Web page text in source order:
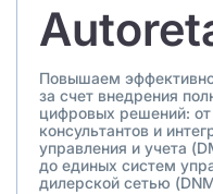
Повышаем
за счет внедрения
цифровых решений:
консультантов и
управления и учета
до единых систем
дилерской сетью